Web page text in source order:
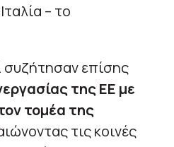
– το
συζήτησαν επίσης
της ΕΕ με
τομέα της
τις κοινές